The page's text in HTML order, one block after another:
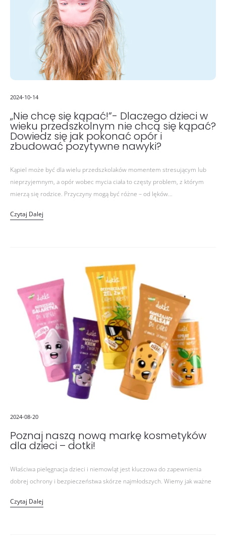
2024-10-14
„Nie chcę się kąpać!”- Dlaczego dzieci w
wieku przedszkolnym nie chcą się kąpać?
Dowiedz się jak pokonać opór i
zbudować pozytywne nawyki?
Kąpiel może być dla wielu przedszkolaków momentem stresującym lub
nieprzyjemnym, a opór wobec mycia ciała to częsty problem, z którym
mierzą się rodzice. Przyczyny mogą być różne – od lęków…
Czytaj Dalej
2024-08-20
Poznaj naszą nową markę kosmetyków
dla dzieci – dotki!
Właściwa pielęgnacja dzieci i niemowląt jest kluczowa do zapewnienia
dobrej ochrony i bezpieczeństwa skórze najmłodszych. Wiemy jak ważne
okresie niemowlęcym, ale także…
Czytaj Dalej